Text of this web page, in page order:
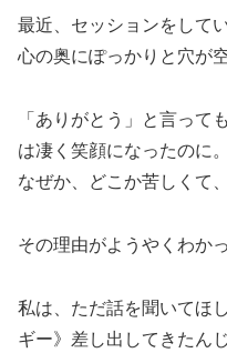
最近、セッションをしてい
心の奥にぽっかりと穴が
「ありがとう」と言って
は凄く笑顔になったのに。
なぜか、どこか苦しく
その理由がようやくわか
私は、ただ話を聞いてほ
ギー》差し出してきたん